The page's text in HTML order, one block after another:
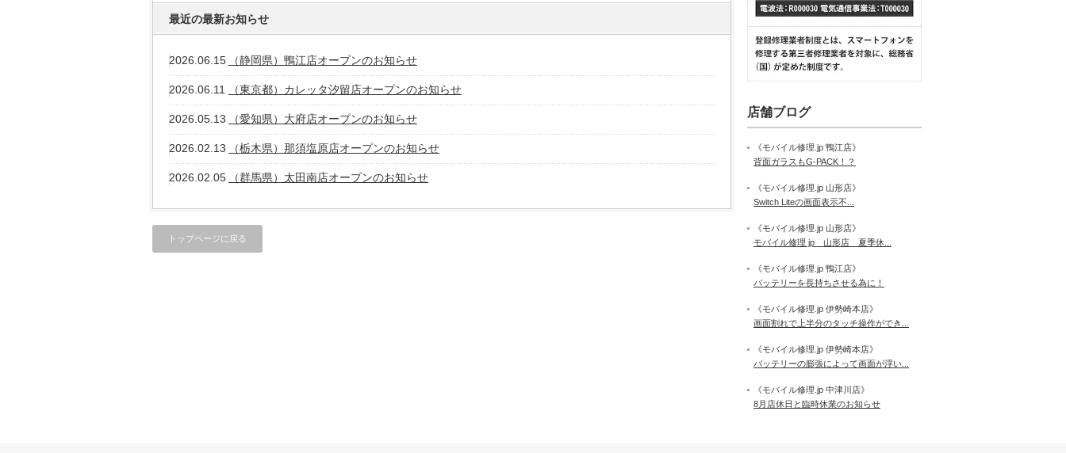
最近の最新お知らせ
2026.06.15 （静岡県）鴨江店オープンのお知らせ
2026.06.11 （東京都）カレッタ汐留店オープンのお知らせ
2026.05.13 （愛知県）大府店オープンのお知らせ
2026.02.13 （栃木県）那須塩原店オープンのお知らせ
2026.02.05 （群馬県）太田南店オープンのお知らせ
トップページに戻る
店舗ブログ
《モバイル修理.jp 鴨江店》
背面ガラスもG-PACK！？
《モバイル修理.jp 山形店》
Switch Liteの画面表示不...
《モバイル修理.jp 山形店》
モバイル修理 jp 山形店 夏季休...
《モバイル修理.jp 鴨江店》
バッテリーを長持ちさせる為に！
《モバイル修理.jp 伊勢崎本店》
画面割れで上半分のタッチ操作ができ...
《モバイル修理.jp 伊勢崎本店》
バッテリーの膨張によって画面が浮い...
《モバイル修理.jp 中津川店》
8月店休日と臨時休業のお知らせ